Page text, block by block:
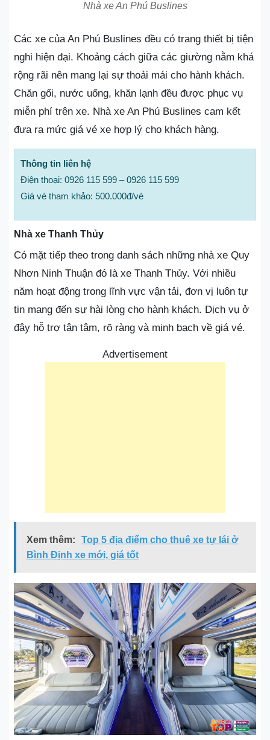
Nhà xe An Phú Buslines
Các xe của An Phú Buslines đều có trang thiết bị tiện
nghi hiện đại. Khoảng cách giữa các giường nằm khá
rộng rãi nên mang lại sự thoải mái cho hành khách.
Chăn gối, nước uống, khăn lạnh đều được phục vụ
miễn phí trên xe. Nhà xe An Phú Buslines cam kết
đưa ra mức giá vé xe hợp lý cho khách hàng.
Thông tin liên hệ
Điện thoại: 0926 115 599 – 0926 115 599
Giá vé tham khảo: 500.000đ/vé
Nhà xe Thanh Thủy
Có mặt tiếp theo trong danh sách những nhà xe Quy
Nhơn Ninh Thuận đó là xe Thanh Thủy. Với nhiều
năm hoạt động trong lĩnh vực vận tải, đơn vị luôn tự
tin mang đến sự hài lòng cho hành khách. Dịch vụ ở
đây hỗ trợ tận tâm, rõ ràng và minh bạch về giá vé.
Advertisement
Xem thêm:
Top 5 địa điểm cho thuê xe tự lái ở
Bình Định xe mới, giá tốt